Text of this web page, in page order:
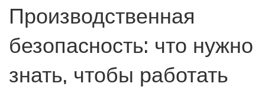
Производственная
безопасность: что нужно
знать, чтобы работать